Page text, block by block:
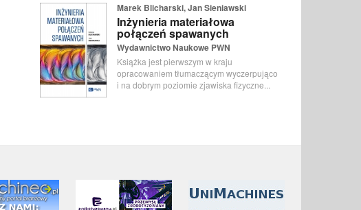
Marek Blicharski, Jan Sieniawski
Inżynieria materiałowa
połączeń spawanych
Wydawnictwo Naukowe PWN
Książka jest pierwszym w kraju
opracowaniem tłumaczącym wyczerpująco
i na dobrym poziomie zjawiska fizyczne...